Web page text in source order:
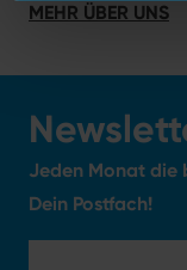
MEHR ÜBER UNS
Jeden Monat die
Dein Postfach!